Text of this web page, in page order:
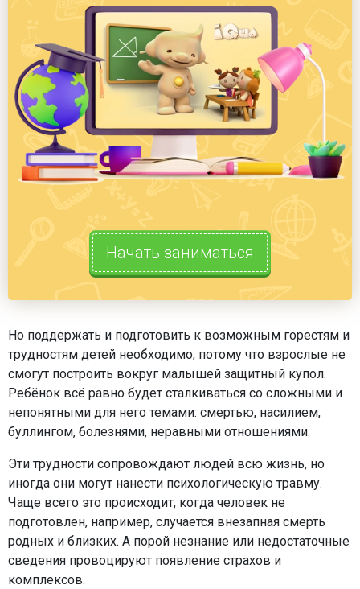
Начать заниматься
Но поддержать и подготовить к возможным горестям и
трудностям детей необходимо, потому что взрослые не
смогут построить вокруг малышей защитный купол.
Ребёнок всё равно будет сталкиваться со сложными и
непонятными для него темами: смертью, насилием,
буллингом, болезнями, неравными отношениями.
Эти трудности сопровождают людей всю жизнь, но
иногда они могут нанести психологическую травму.
Чаще всего это происходит, когда человек не
подготовлен, например, случается внезапная смерть
родных и близких. А порой незнание или недостаточные
сведения провоцируют появление страхов и
комплексов.